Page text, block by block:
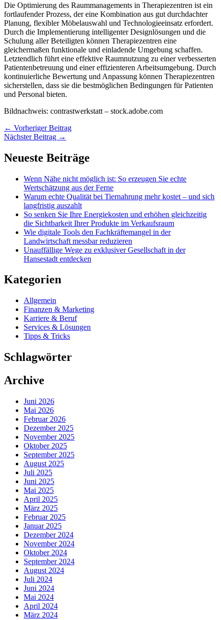
Die Optimierung des Raummanagements in Therapiezentren ist ein
fortlaufender Prozess, der eine Kombination aus gut durchdachter
Planung, flexibler Möbelauswahl und Technologieeinsatz erfordert.
Durch die Implementierung intelligenter Designlösungen und die
Schulung aller Beteiligten können Therapiezentren eine
gleichermaßen funktionale und einladende Umgebung schaffen.
Letztendlich führt eine effektive Raumnutzung zu einer verbesserten
Patientenbetreuung und einer effizienteren Arbeitsumgebung. Durch
kontinuierliche Bewertung und Anpassung können Therapiezentren
sicherstellen, dass sie die bestmöglichen Bedingungen für Patienten
und Personal bieten.
Bildnachweis: contrastwerkstatt – stock.adobe.com
← Vorheriger Beitrag
Nächster Beitrag →
Neueste Beiträge
Wenn Nähe nicht möglich ist: So erzeugen Sie echte
Wertschätzung aus der Ferne
Warum echte Qualität bei Tiernahrung mehr kostet – und sich
langfristig auszahlt
So senken Sie Ihre Energiekosten und erhöhen gleichzeitig
die Sichtbarkeit Ihrer Produkte im Verkaufsraum
Wie digitale Tools den Fachkräftemangel in der
Landwirtschaft messbar reduzieren
Unauffällige Wege zu exklusiver Gesellschaft in der
Hansestadt entdecken
Kategorien
Allgemein
Finanzen & Marketing
Karriere & Beruf
Services & Lösungen
Tipps & Tricks
Schlagwörter
Archive
Juni 2026
Mai 2026
Februar 2026
Dezember 2025
November 2025
Oktober 2025
September 2025
August 2025
Juli 2025
Juni 2025
Mai 2025
April 2025
März 2025
Februar 2025
Januar 2025
Dezember 2024
November 2024
Oktober 2024
September 2024
August 2024
Juli 2024
Juni 2024
Mai 2024
April 2024
März 2024